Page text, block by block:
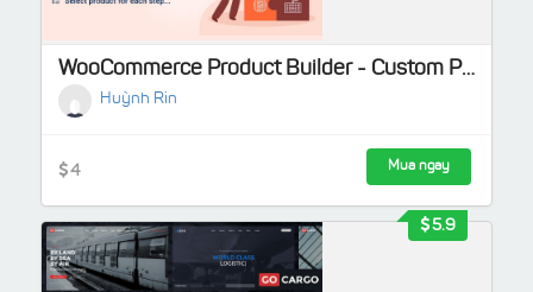
WooCommerce Product Builder - Custom PC Builder
Huỳnh Rin
4 Mua ngay
5.9